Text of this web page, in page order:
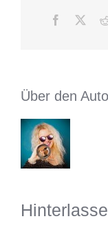
Facebook
Über den